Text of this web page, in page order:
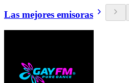
Las mejores emisoras